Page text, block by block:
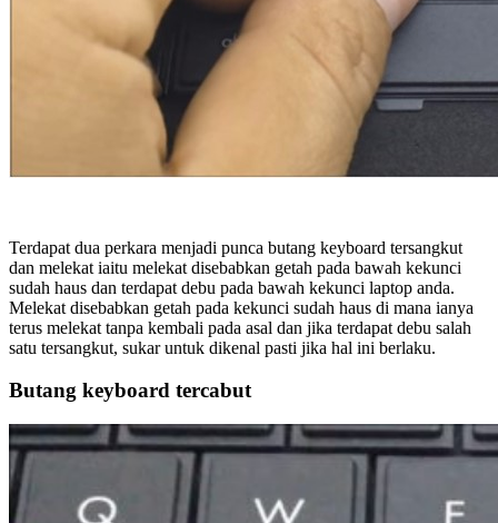
Terdapat dua perkara menjadi punca butang keyboard tersangkut
dan melekat iaitu melekat disebabkan getah pada bawah kekunci
sudah haus dan terdapat debu pada bawah kekunci laptop anda.
Melekat disebabkan getah pada kekunci sudah haus di mana ianya
terus melekat tanpa kembali pada asal dan jika terdapat debu salah
satu tersangkut, sukar untuk dikenal pasti jika hal ini berlaku.
Butang keyboard tercabut